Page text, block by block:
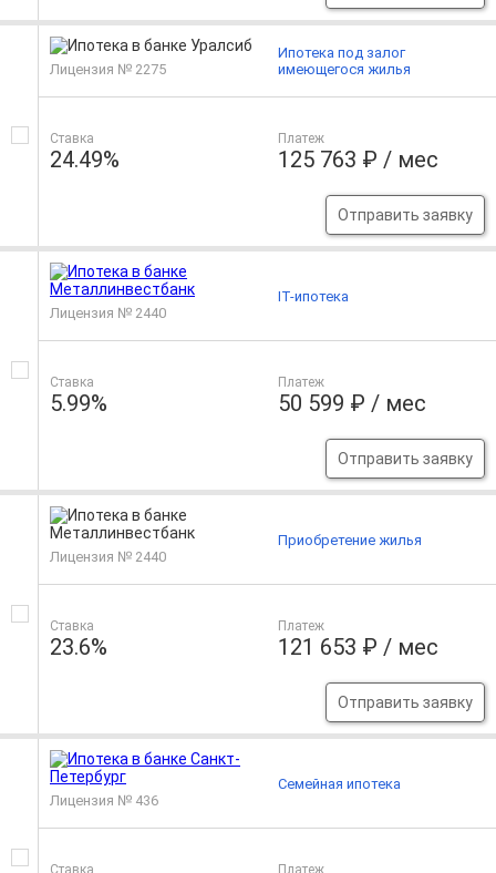
Лицензия № 2275
Ставка
24.49%
Платеж
125 763 ₽ / мес
Отправить заявку
Ипотека под залог
имеющегося жилья
Лицензия № 2440
Ставка
5.99%
Платеж
50 599 ₽ / мес
Отправить заявку
IT-ипотека
Лицензия № 2440
Ставка
23.6%
Платеж
121 653 ₽ / мес
Отправить заявку
Приобретение жилья
Лицензия № 436
Ставка Платеж
Семейная ипотека